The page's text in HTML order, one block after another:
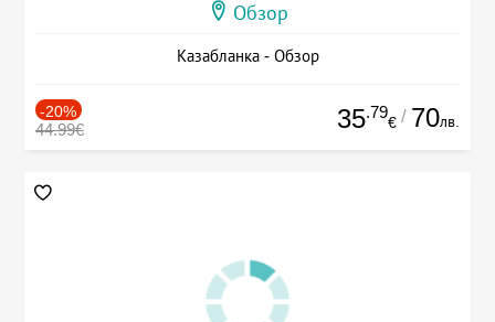
Обзор
Казабланка - Обзор
-20%
44.99€ 35.79
€ / 70лв.